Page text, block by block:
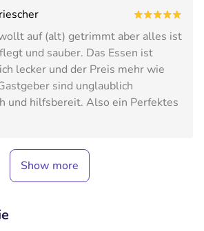
auf (alt) getrimmt aber alles ist
und sauber. Das Essen ist
lecker und der Preis mehr wie
sind unglaublich
und hilfsbereit. Also ein Perfektes
Show more